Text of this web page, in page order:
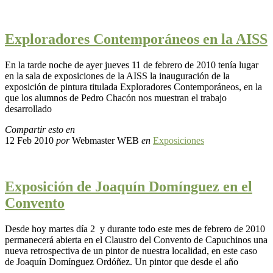
Exploradores Contemporáneos en la AISS
En la tarde noche de ayer jueves 11 de febrero de 2010 tenía lugar
en la sala de exposiciones de la AISS la inauguración de la
exposición de pintura titulada Exploradores Contemporáneos, en la
que los alumnos de Pedro Chacón nos muestran el trabajo
desarrollado
Compartir esto en
12 Feb 2010 porWebmaster WEB en Exposiciones
Exposición de Joaquín Domínguez en el
Convento
Desde hoy martes día 2 y durante todo este mes de febrero de 2010
permanecerá abierta en el Claustro del Convento de Capuchinos una
nueva retrospectiva de un pintor de nuestra localidad, en este caso
de Joaquín Domínguez Ordóñez. Un pintor que desde el año